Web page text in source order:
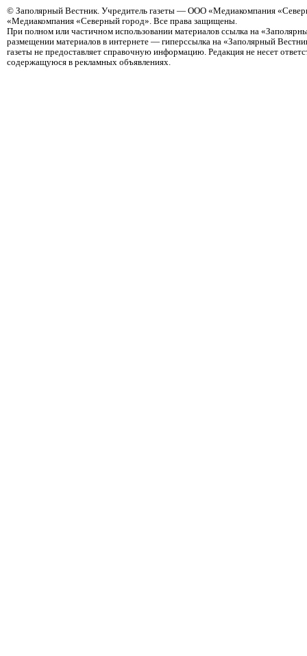
© Заполярный Вестник. Учредитель газеты — ООО «Медиакомпания
«Медиакомпания «Северный город». Все права защищены.
При полном или частичном использовании материалов ссылка на
размещении материалов в интернете — гиперссылка на «Заполярный
газеты не предоставляет справочную информацию. Редакция не несет
содержащуюся в рекламных объявлениях.